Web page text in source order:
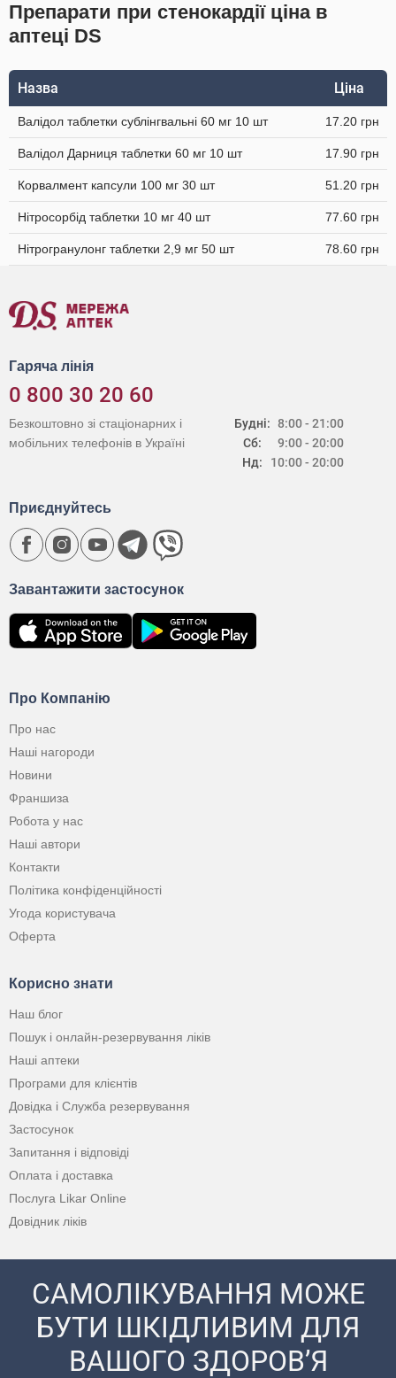
Препарати при стенокардії ціна в
аптеці DS
Назва Ціна
Валідол таблетки сублінгвальні 60 мг 10 шт 17.20 грн
Валідол Дарниця таблетки 60 мг 10 шт 17.90 грн
Корвалмент капсули 100 мг 30 шт 51.20 грн
Нітросорбід таблетки 10 мг 40 шт 77.60 грн
Нітрогранулонг таблетки 2,9 мг 50 шт 78.60 грн
Гаряча лінія
0 800 30 20 60
Будні:
Сб:
Нд:
8:00 - 21:00
9:00 - 20:00
10:00 - 20:00
Безкоштовно зі стаціонарних і
мобільних телефонів в Україні
Про Компанію
Про нас
Наші нагороди
Новини
Франшиза
Робота у нас
Наші автори
Контакти
Політика конфіденційності
Угода користувача
Оферта
Корисно знати
Наш блог
Пошук і онлайн-резервування ліків
Наші аптеки
Програми для клієнтів
Довідка і Служба резервування
Застосунок
Запитання і відповіді
Оплата і доставка
Послуга Likar Online
Довідник ліків
Завантажити застосунок
Приєднуйтесь
САМОЛІКУВАННЯ МОЖЕ
БУТИ ШКІДЛИВИМ ДЛЯ
ВАШОГО ЗДОРОВ’Я